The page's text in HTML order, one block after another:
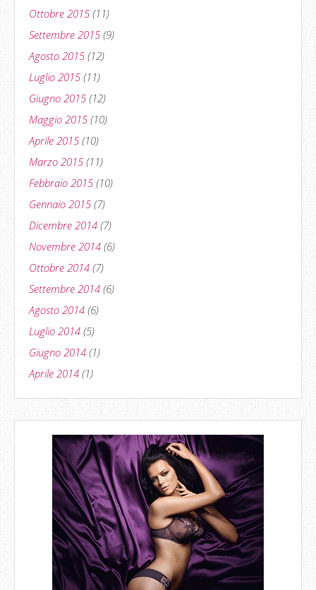
Ottobre 2015 (11)
Settembre 2015 (9)
Agosto 2015 (12)
Luglio 2015 (11)
Giugno 2015 (12)
Maggio 2015 (10)
Aprile 2015 (10)
Marzo 2015 (11)
Febbraio 2015 (10)
Gennaio 2015 (7)
Dicembre 2014 (7)
Novembre 2014 (6)
Ottobre 2014 (7)
Settembre 2014 (6)
Agosto 2014 (6)
Luglio 2014 (5)
Giugno 2014 (1)
Aprile 2014 (1)